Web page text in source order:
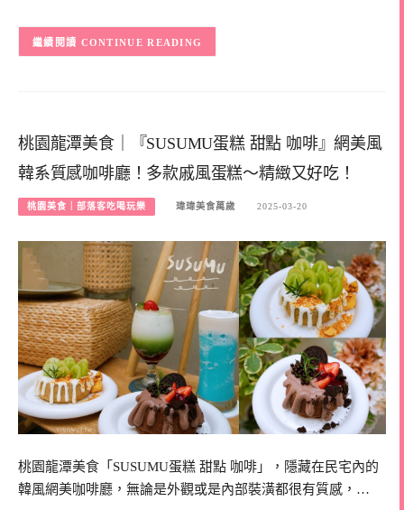
CONTINUE READING
桃園龍潭美食｜『SUSUMU蛋糕 甜點 咖啡』網美風
韓系質感咖啡廳！多款戚風蛋糕～精緻又好吃！
桃園美食｜部落客吃喝玩樂 瑋瑋美食萬歲 2025-03-20
桃園龍潭美食「SUSUMU蛋糕 甜點 咖啡」，隱藏在民宅內的
韓風網美咖啡廳，無論是外觀或是內部裝潢都很有質感，…